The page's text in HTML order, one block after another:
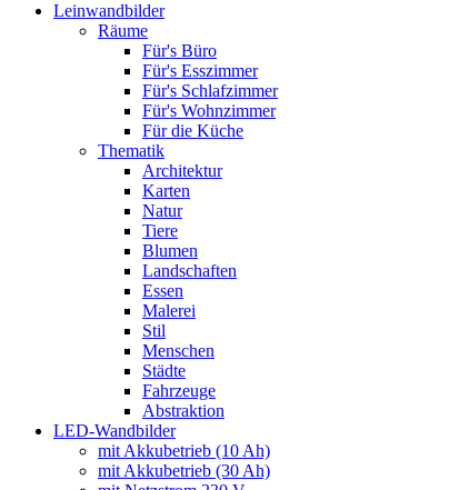
Leinwandbilder
Räume
Für's Büro
Für's Esszimmer
Für's Schlafzimmer
Für's Wohnzimmer
Für die Küche
Thematik
Architektur
Karten
Natur
Tiere
Blumen
Landschaften
Essen
Malerei
Stil
Menschen
Städte
Fahrzeuge
Abstraktion
LED-Wandbilder
mit Akkubetrieb (10 Ah)
mit Akkubetrieb (30 Ah)